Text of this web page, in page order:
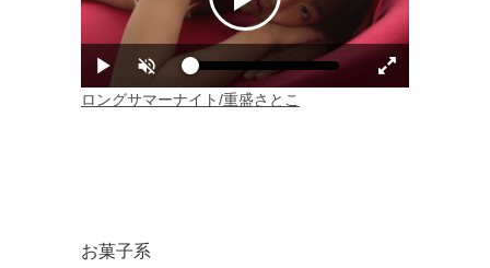
お菓子系